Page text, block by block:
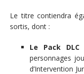
Le titre contiendra
sortis, dont :
Le Pack
personnages
d’Intervention